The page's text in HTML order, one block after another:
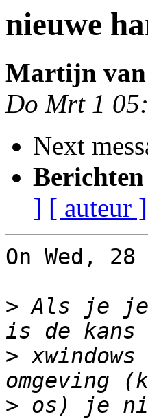
nieuwe
Martijn van
Do Mrt 1
Next
] [ auteur ]
On Wed,
> Als je je
>
> os) je